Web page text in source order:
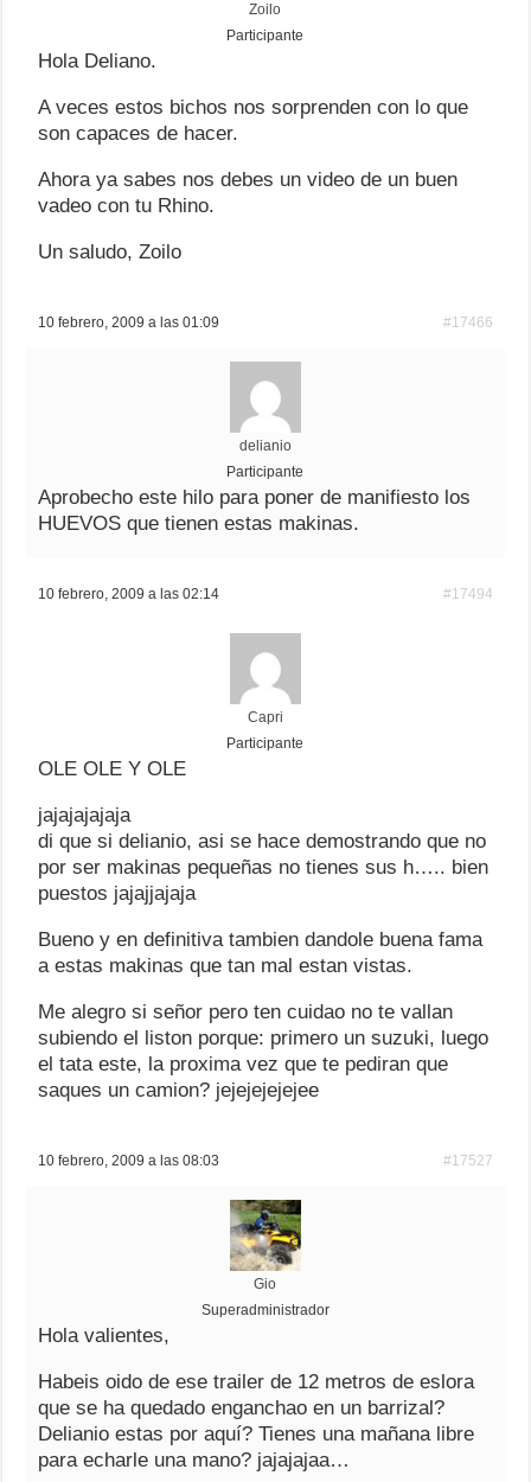
Zoilo
Participante
Hola Deliano.
A veces estos bichos nos sorprenden con lo que
son capaces de hacer.
Ahora ya sabes nos debes un video de un buen
vadeo con tu Rhino.
Un saludo, Zoilo
10 febrero, 2009 a las 01:09 #17466
delianio
Participante
Aprobecho este hilo para poner de manifiesto los
HUEVOS que tienen estas makinas.
10 febrero, 2009 a las 02:14 #17494
Capri
Participante
OLE OLE Y OLE
jajajajajaja
di que si delianio, asi se hace demostrando que no
por ser makinas pequeñas no tienes sus h….. bien
puestos jajajjajaja
Bueno y en definitiva tambien dandole buena fama
a estas makinas que tan mal estan vistas.
Me alegro si señor pero ten cuidao no te vallan
subiendo el liston porque: primero un suzuki, luego
el tata este, la proxima vez que te pediran que
saques un camion? jejejejejejee
10 febrero, 2009 a las 08:03 #17527
Gio
Superadministrador
Hola valientes,
Habeis oido de ese trailer de 12 metros de eslora
que se ha quedado enganchao en un barrizal?
Delianio estas por aquí? Tienes una mañana libre
para echarle una mano? jajajajaa…